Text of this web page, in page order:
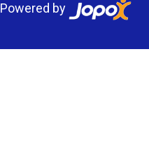
Powered by